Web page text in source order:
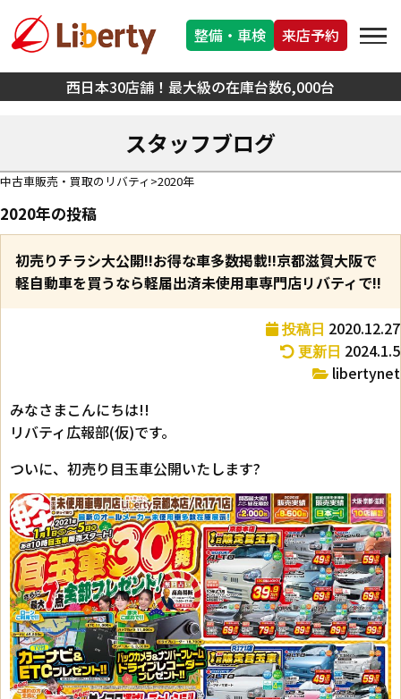
西日本30店舗！最大級の在庫台数6,000台
整備・車検 来店予約
スタッフブログ
中古車販売・買取のリバティ 2020年
2020年の投稿
初売りチラシ大公開!!お得な車多数掲載!!京都滋賀大阪で
軽自動車を買うなら軽届出済未使用車専門店リバティで!!
投稿日 2020.12.27
更新日 2024.1.5
libertynet
みなさまこんにちは!!
リバティ広報部(仮)です。
ついに、初売り目玉車公開いたします?